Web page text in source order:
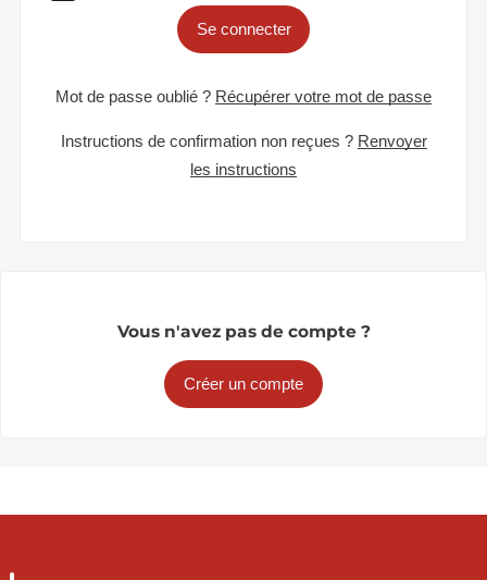
Se connecter
Mot de passe oublié ? Récupérer votre mot de passe
Instructions de confirmation non reçues ? Renvoyer
les instructions
Vous n'avez pas de compte ?
Créer un compte